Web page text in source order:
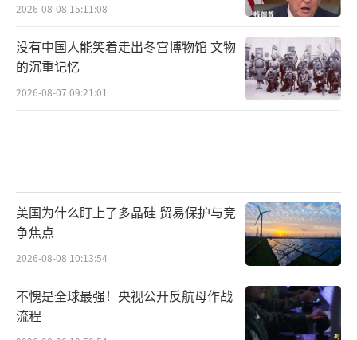
2026-08-08 15:11:08
没有中国人能笑着走出冬宫博物馆 文物
的沉重记忆
2026-08-07 09:21:01
美国为什么盯上了多晶硅 贸易保护与竞
争焦点
2026-08-08 10:13:54
不愧是全球最强！央视公开反航母作战
流程